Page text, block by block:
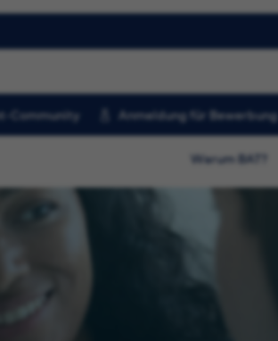
Community Anmeldung für Bewerbung
Warum BAT?